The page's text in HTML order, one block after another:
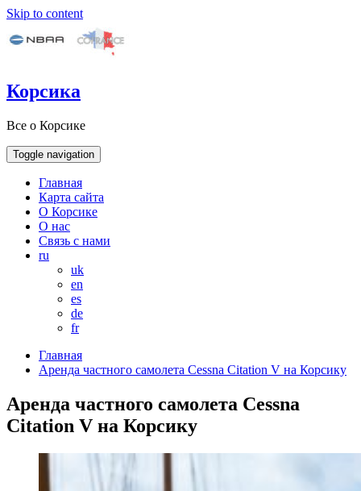
Skip to content
Корсика
Все о Корсике
Toggle navigation
Главная
Карта сайта
О Корсике
О нас
Связь с нами
ru
uk
en
es
de
fr
Главная
Аренда частного самолета Cessna Citation V на Корсику
Аренда частного самолета Cessna
Citation V на Корсику